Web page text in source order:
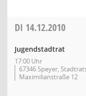
DI 14.12.2010
Jugendstadtrat
17:00 Uhr
67346 Speyer,
Maximilianstraße 12